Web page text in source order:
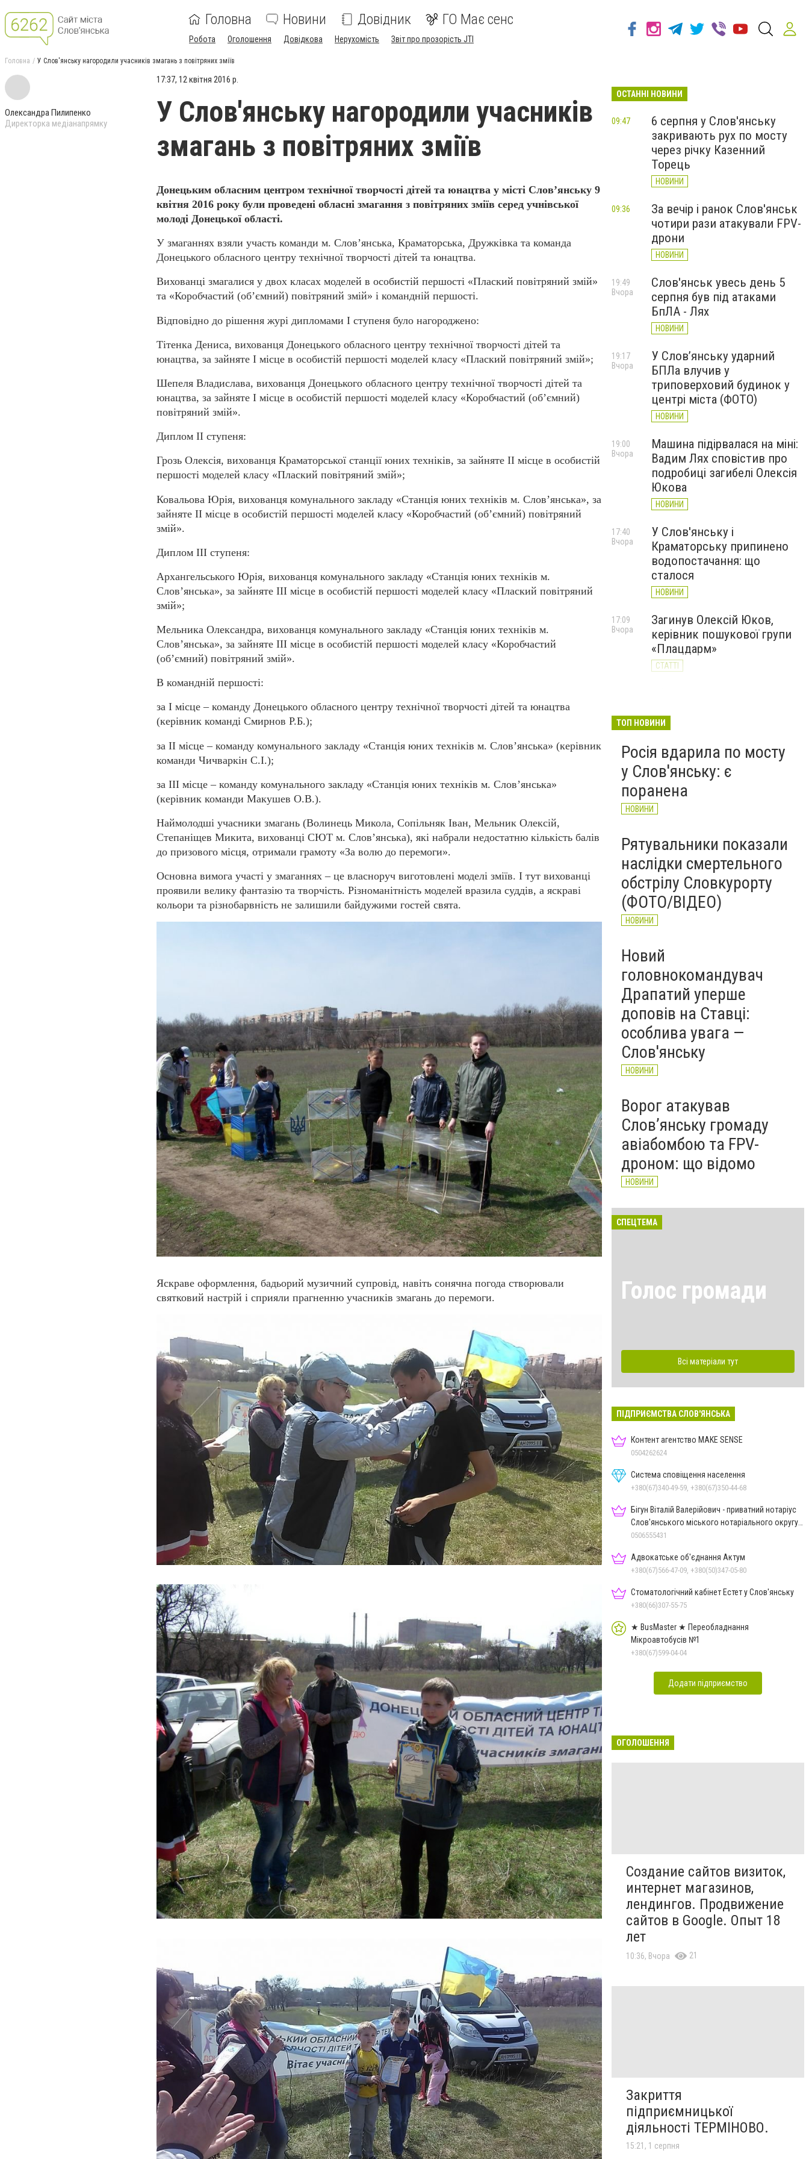
Головна Новини Довідник ГО Має сенс
Робота Оголошення Довідкова Нерухомість Звіт про прозорість JTI
Головна У Слов'янську нагородили учасників змагань з повітряних зміїв
Олександра Пилипенко
Директорка медіанапрямку
17:37, 12 квітня 2016 р.
У Слов'янську нагородили учасників
змагань з повітряних зміїв
Донецьким обласним центром технічної творчості дітей та юнацтва у місті Слов’янську 9
квітня 2016 року були проведені обласні змагання з повітряних зміїв серед учнівської
молоді Донецької області.
У змаганнях взяли участь команди м. Слов’янська, Краматорська, Дружківка та команда
Донецького обласного центру технічної творчості дітей та юнацтва.
Вихованці змагалися у двох класах моделей в особистій першості «Плаский повітряний змій»
та «Коробчастий (об’ємний) повітряний змій» і командній першості.
Відповідно до рішення журі дипломами І ступеня було нагороджено:
Тітенка Дениса, вихованця Донецького обласного центру технічної творчості дітей та
юнацтва, за зайняте І місце в особистій першості моделей класу «Плаский повітряний змій»;
Шепеля Владислава, вихованця Донецького обласного центру технічної творчості дітей та
юнацтва, за зайняте І місце в особистій першості моделей класу «Коробчастий (об’ємний)
повітряний змій».
Диплом ІІ ступеня:
Грозь Олексія, вихованця Краматорської станції юних техніків, за зайняте ІІ місце в особистій
першості моделей класу «Плаский повітряний змій»;
Ковальова Юрія, вихованця комунального закладу «Станція юних техніків м. Слов’янська», за
зайняте ІІ місце в особистій першості моделей класу «Коробчастий (об’ємний) повітряний
змій».
Диплом ІІІ ступеня:
Архангельського Юрія, вихованця комунального закладу «Станція юних техніків м.
Слов’янська», за зайняте ІІІ місце в особистій першості моделей класу «Плаский повітряний
змій»;
Мельника Олександра, вихованця комунального закладу «Станція юних техніків м.
Слов’янська», за зайняте ІІІ місце в особистій першості моделей класу «Коробчастий
(об’ємний) повітряний змій».
В командній першості:
за І місце – команду Донецького обласного центру технічної творчості дітей та юнацтва
(керівник команді Смирнов Р.Б.);
за ІІ місце – команду комунального закладу «Станція юних техніків м. Слов’янська» (керівник
команди Чичваркін С.І.);
за ІІІ місце – команду комунального закладу «Станція юних техніків м. Слов’янська»
(керівник команди Макушев О.В.).
Наймолодші учасники змагань (Волинець Микола, Сопільняк Іван, Мельник Олексій,
Степаніщев Микита, вихованці СЮТ м. Слов’янська), які набрали недостатню кількість балів
до призового місця, отримали грамоту «За волю до перемоги».
Основна вимога участі у змаганнях – це власноруч виготовлені моделі зміїв. І тут вихованці
проявили велику фантазію та творчість. Різноманітність моделей вразила суддів, а яскраві
кольори та різнобарвність не залишили байдужими гостей свята.
Яскраве оформлення, бадьорий музичний супровід, навіть сонячна погода створювали
святковий настрій і сприяли прагненню учасників змагань до перемоги.
ОСТАННІ НОВИНИ
6 серпня у Слов'янську
закривають рух по мосту
через річку Казенний
Торець
НОВИНИ
09:47
За вечір і ранок Слов'янськ
чотири рази атакували FPV-
дрони
НОВИНИ
09:36
Слов'янськ увесь день 5
серпня був під атаками
БпЛА - Лях
НОВИНИ
19:49
Вчора
У Слов’янську ударний
БПЛа влучив у
триповерховий будинок у
центрі міста (ФОТО)
НОВИНИ
19:17
Вчора
Машина підірвалася на міні:
Вадим Лях сповістив про
подробиці загибелі Олексія
Юкова
НОВИНИ
19:00
Вчора
У Слов'янську і
Краматорську припинено
водопостачання: що
сталося
НОВИНИ
17:40
Вчора
Загинув Олексій Юков,
керівник пошукової групи
«Плацдарм»
СТАТТІ
17:09
Вчора
лише через електронну
слов’янцям
НОВИНИ
ТОП НОВИНИ
Росія вдарила по мосту
у Слов'янську: є
поранена
НОВИНИ
Рятувальники показали
наслідки смертельного
обстрілу Словкурорту
(ФОТО/ВІДЕО)
НОВИНИ
Новий
головнокомандувач
Драпатий уперше
доповів на Ставці:
особлива увага —
Слов'янську
НОВИНИ
Ворог атакував
Слов’янську громаду
авіабомбою та FPV-
дроном: що відомо
НОВИНИ
СПЕЦТЕМА
Голос громади
Всі матеріали тут
ПІДПРИЄМСТВА СЛОВ'ЯНСЬКА
Контент агентство MAKE SENSE
0504262624
Система сповіщення населення
+380(67)340-49-59, +380(67)350-44-68
Бігун Віталій Валерійович - приватний нотаріус
Слов'янського міського нотаріального округу
Дон.обл.
0506555431
Адвокатське об'єднання Актум
+380(67)566-47-09, +380(50)347-05-80
Стоматологічний кабінет Естет у Слов'янську
+380(66)307-55-75
★ BusMaster ★ Переобладнання
Мікроавтобусів №1
+380(67)599-04-04
Додати підприємство
ОГОЛОШЕННЯ
Создание сайтов визиток,
интернет магазинов,
лендингов. Продвижение
сайтов в Google. Опыт 18
лет
10:36, Вчора 21
Закриття
підприємницької
діяльності ТЕРМІНОВО.
15:21, 1 серпня